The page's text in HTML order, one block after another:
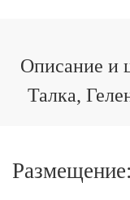
Описание и
Талка,
Размещение: